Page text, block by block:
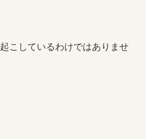
こしているわけではありませ